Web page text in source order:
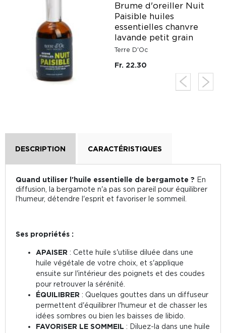
Brume d'oreiller Nuit
Paisible huiles
essentielles chanvre
lavande petit grain
Terre D'Oc
Fr. 22.30
DESCRIPTION CARACTÉRISTIQUES
Quand utiliser l'huile essentielle de bergamote ? En
diffusion, la bergamote n'a pas son pareil pour équilibrer
l'humeur, détendre l'esprit et favoriser le sommeil.
Ses propriétés :
APAISER : Cette huile s'utilise diluée dans une
huile végétale de votre choix, et s'applique
ensuite sur l'intérieur des poignets et des coudes
pour retrouver la sérénité.
ÉQUILIBRER : Quelques gouttes dans un diffuseur
permettent d'équilibrer l'humeur et de chasser les
idées sombres ou bien les baisses de libido.
FAVORISER LE SOMMEIL : Diluez-la dans une huile